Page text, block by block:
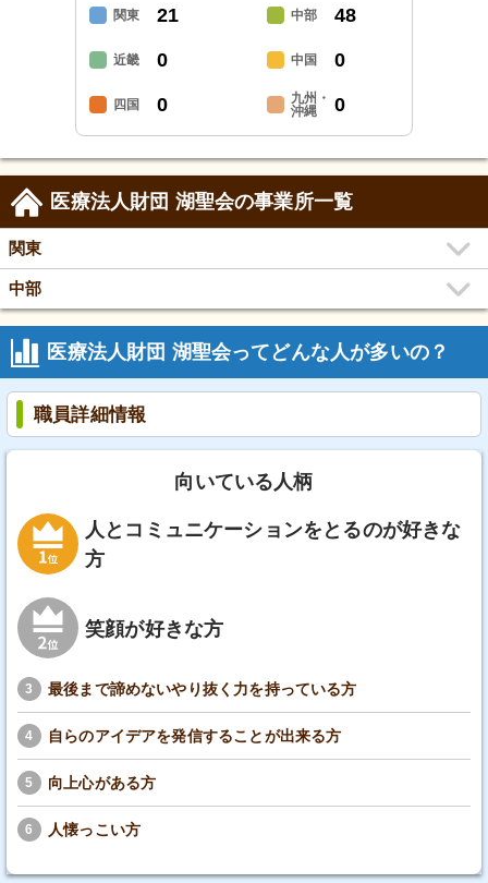
関東 21 中部 48
近畿 0 中国 0
四国 0
九州・
沖縄
0
医療法人財団 湖聖会の事業所一覧
関東
中部
医療法人財団 湖聖会ってどんな人が多いの？
職員詳細情報
向いている人柄
人とコミュニケーションをとるのが好きな
方
笑顔が好きな方
3 最後まで諦めないやり抜く力を持っている方
4 自らのアイデアを発信することが出来る方
5 向上心がある方
6 人懐っこい方